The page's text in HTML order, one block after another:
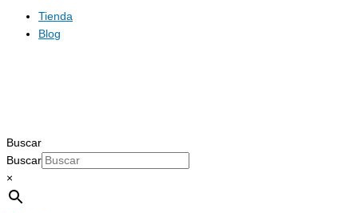
Tienda
Blog
Buscar
Buscar
×